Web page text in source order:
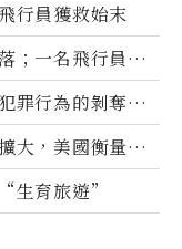
行員獲救始末
；一名飛行員失
罪行為的剝奪公
大，美國衡量地
生育旅遊”